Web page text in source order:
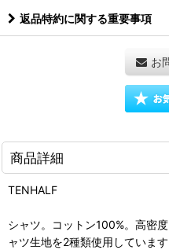
返品特約に関する重要事項
お
商品詳細
TENHALF
シャツ。コットン100%。高密
ャツ生地を2種類使用しています